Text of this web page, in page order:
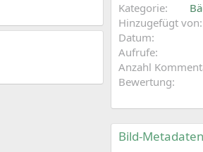
Kategorie
Hinzugefügt von
Datum
Aufrufe
Anzahl
Bewertung
Bild-Metadaten